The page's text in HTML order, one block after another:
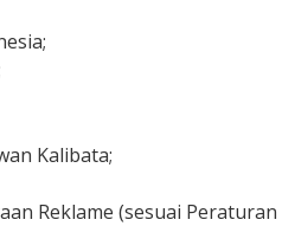
Kalibata;
Reklame (sesuai Peraturan